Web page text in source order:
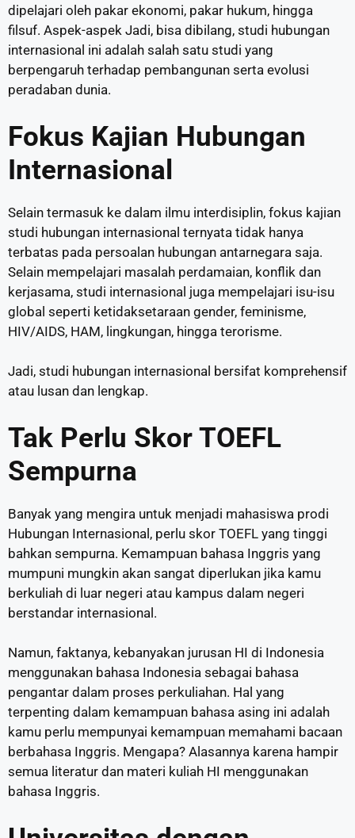
dipelajari oleh pakar ekonomi, pakar hukum, hingga
filsuf. Aspek-aspek Jadi, bisa dibilang, studi hubungan
internasional ini adalah salah satu studi yang
berpengaruh terhadap pembangunan serta evolusi
peradaban dunia.
Fokus Kajian Hubungan
Internasional
Selain termasuk ke dalam ilmu interdisiplin, fokus kajian
studi hubungan internasional ternyata tidak hanya
terbatas pada persoalan hubungan antarnegara saja.
Selain mempelajari masalah perdamaian, konflik dan
kerjasama, studi internasional juga mempelajari isu-isu
global seperti ketidaksetaraan gender, feminisme,
HIV/AIDS, HAM, lingkungan, hingga terorisme.
Jadi, studi hubungan internasional bersifat komprehensif
atau lusan dan lengkap.
Tak Perlu Skor TOEFL
Sempurna
Banyak yang mengira untuk menjadi mahasiswa prodi
Hubungan Internasional, perlu skor TOEFL yang tinggi
bahkan sempurna. Kemampuan bahasa Inggris yang
mumpuni mungkin akan sangat diperlukan jika kamu
berkuliah di luar negeri atau kampus dalam negeri
berstandar internasional.
Namun, faktanya, kebanyakan jurusan HI di Indonesia
menggunakan bahasa Indonesia sebagai bahasa
pengantar dalam proses perkuliahan. Hal yang
terpenting dalam kemampuan bahasa asing ini adalah
kamu perlu mempunyai kemampuan memahami bacaan
berbahasa Inggris. Mengapa? Alasannya karena hampir
semua literatur dan materi kuliah HI menggunakan
bahasa Inggris.